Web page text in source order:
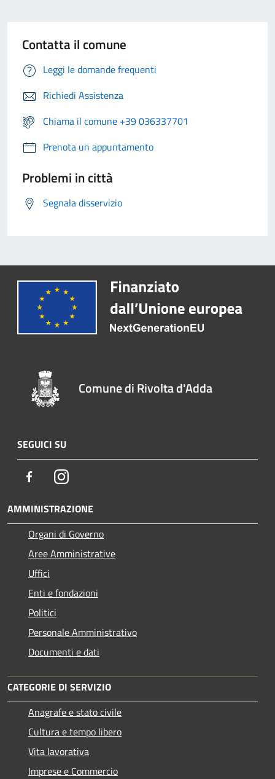
Contatta il comune
Leggi le domande frequenti
Richiedi Assistenza
Chiama il comune +39 036337701
Prenota un appuntamento
Problemi in città
Segnala disservizio
Comune di Rivolta d'Adda
SEGUICI SU
FacebookInstagram
AMMINISTRAZIONE
Organi di Governo
Aree Amministrative
Uffici
Enti e fondazioni
Politici
Personale Amministrativo
Documenti e dati
CATEGORIE DI SERVIZIO
Anagrafe e stato civile
Cultura e tempo libero
Vita lavorativa
Imprese e Commercio